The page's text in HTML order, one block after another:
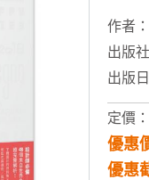
作者：
出版社
出版
定價
優惠
優惠